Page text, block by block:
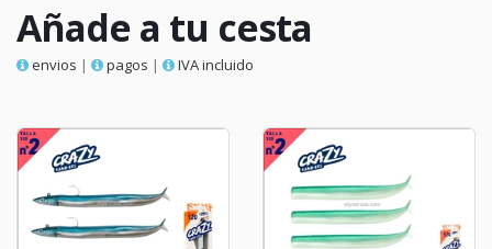
Añade a tu cesta
envios | pagos | IVA incluido